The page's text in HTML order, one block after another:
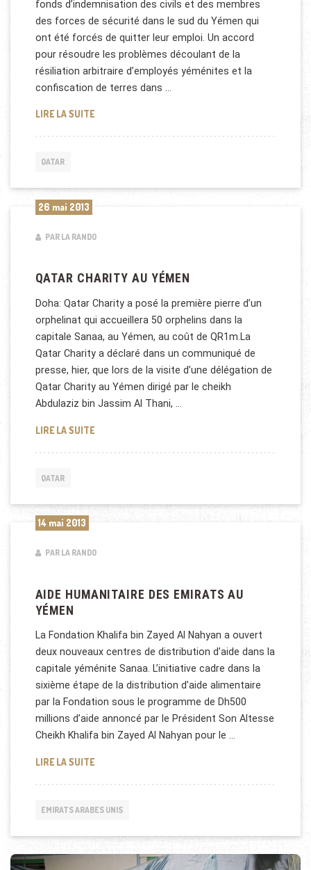
fonds d’indemnisation des civils et des membres
des forces de sécurité dans le sud du Yémen qui
ont été forcés de quitter leur emploi. Un accord
pour résoudre les problèmes découlant de la
résiliation arbitraire d’employés yéménites et la
confiscation de terres dans …
LIRE LA SUITEQATAR FAIT UN DON DE 350 MILLIONS DE DOLLARS
QATAR
26 mai 2013
PAR LA RANDO
QATAR CHARITY AU YÉMEN
Doha: Qatar Charity a posé la première pierre d’un
orphelinat qui accueillera 50 orphelins dans la
capitale Sanaa, au Yémen, au coût de QR1m.La
Qatar Charity a déclaré dans un communiqué de
presse, hier, que lors de la visite d’une délégation de
Qatar Charity au Yémen dirigé par le cheikh
Abdulaziz bin Jassim Al Thani, …
LIRE LA SUITEQATAR CHARITY AU YÉMEN
QATAR
14 mai 2013
PAR LA RANDO
AIDE HUMANITAIRE DES EMIRATS AU
YÉMEN
La Fondation Khalifa bin Zayed Al Nahyan a ouvert
deux nouveaux centres de distribution d’aide dans la
capitale yéménite Sanaa. L’initiative cadre dans la
sixième étape de la distribution d’aide alimentaire
par la Fondation sous le programme de Dh500
millions d’aide annoncé par le Président Son Altesse
Cheikh Khalifa bin Zayed Al Nahyan pour le …
LIRE LA SUITEAIDE HUMANITAIRE DES EMIRATS AU YÉMEN
EMIRATS ARABES UNIS